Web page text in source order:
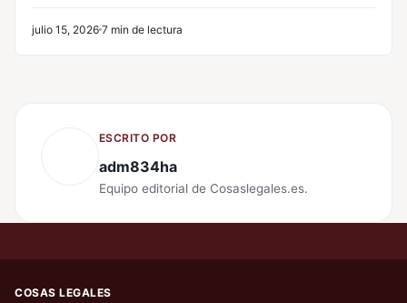
julio 15, 2026 7 min de lectura
ESCRITO POR
adm834ha
Equipo editorial de Cosaslegales.es.
COSAS LEGALES